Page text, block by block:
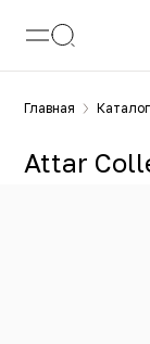
Главная Каталог
Attar